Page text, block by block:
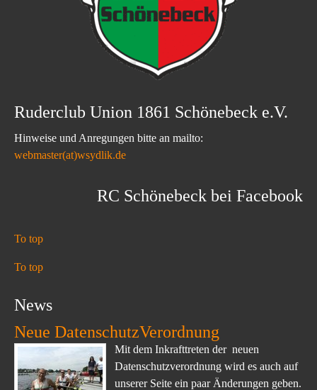
Ruderclub Union 1861 Schönebeck e.V.
Hinweise und Anregungen bitte an mailto:
webmaster(at)wsydlik.de
RC Schönebeck bei Facebook
To top
To top
News
Neue DatenschutzVerordnung
Mit dem Inkrafttreten der neuen
Datenschutzverordnung wird es auch auf
unserer Seite ein paar Änderungen geben.